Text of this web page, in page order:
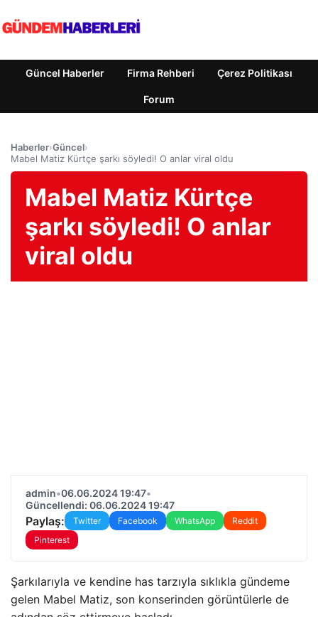
Güncel Haberler Firma Rehberi Çerez Politikası
Forum
Haberler›Güncel›
Mabel Matiz Kürtçe şarkı söyledi! O anlar viral oldu
Mabel Matiz Kürtçe
şarkı söyledi! O anlar
viral oldu
admin•06.06.2024 19:47•
Güncellendi: 06.06.2024 19:47
Paylaş: Twitter Facebook WhatsApp
Reddit
Pinterest
Şarkılarıyla ve kendine has tarzıyla sıklıkla gündeme
gelen Mabel Matiz, son konserinden görüntülerle de